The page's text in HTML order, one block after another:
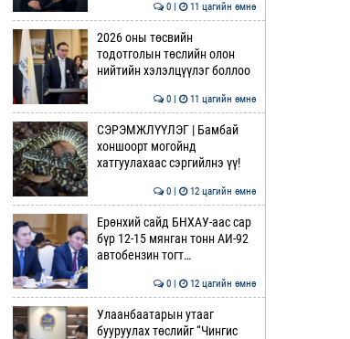
0 | 11 цагийн өмнө
2026 оны төсвийн
тодотголын төслийн олон
нийтийн хэлэлцүүлэг боллоо
0 | 11 цагийн өмнө
СЭРЭМЖЛҮҮЛЭГ | Бамбай
хоншоорт могойнд
хатгуулахаас сэргийлнэ үү!
0 | 12 цагийн өмнө
Ерөнхий сайд БНХАУ-аас сар
бүр 12-15 мянган тонн АИ-92
автобензин тогт…
0 | 12 цагийн өмнө
Улаанбаатарын утааг
бууруулах төслийг “Чингис